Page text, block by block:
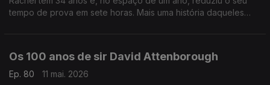
tempo de prova em sete horas. Mais uma história daqueles
Os 100 anos de sir David Attenborough
Ep. 80
11 mai. 2026